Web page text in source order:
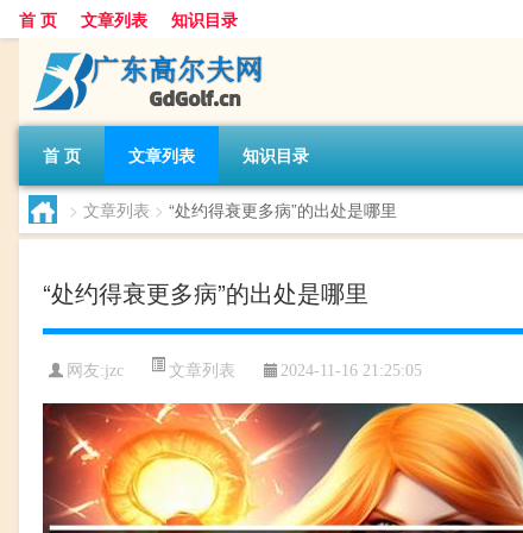
首 页 文章列表 知识目录
首 页 文章列表 知识目录
> 文章列表 > “处约得衰更多病”的出处是哪里
“处约得衰更多病”的出处是哪里
网友:jzc 文章列表 2024-11-16 21:25:05